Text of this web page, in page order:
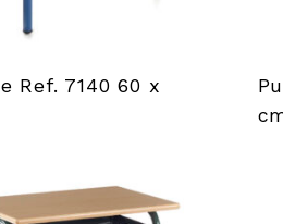
Ref. 7140 60 x